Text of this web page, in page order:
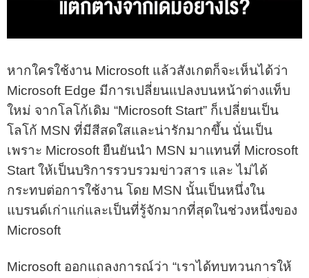
หากใครใช้งาน Microsoft แล้วสังเกตก็จะเห็นได้ว่า
Microsoft Edge มีการเปลี่ยนแปลงบนหน้าต่างแท็บ
ใหม่ จากโลโก้เดิม “Microsoft Start” ก็เปลี่ยนเป็น
โลโก้ MSN ที่มีสีสดใสและน่ารักมากขึ้น นั่นเป็น
เพราะ Microsoft ยืนยันนำ MSN มาแทนที่ Microsoft
Start ให้เป็นบริการรวบรวมข่าวสาร และ ไม่ได้
กระทบต่อการใช้งาน โดย MSN นั้นเป็นหนึ่งใน
แบรนด์เก่าแก่และเป็นที่รู้จักมากที่สุดในช่วงหนึ่งของ
Microsoft
Microsoft ออกแถลงการณ์ว่า “เราได้ทบทวนการให้